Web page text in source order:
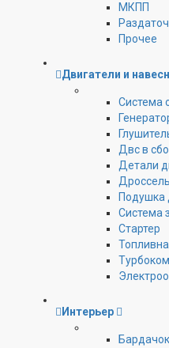
МКПП
Прочее
Двигатели и
Cистема
Двс в
Детали
Подушка
Система
Стартер
Интерьер
Бардачок